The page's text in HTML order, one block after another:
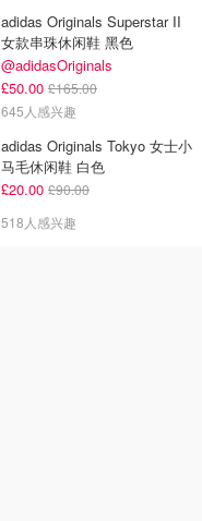
adidas Originals Superstar II
女款串珠休闲鞋 黑色
@adidasOriginals
£50.00 £165.00
645人感兴趣
adidas Originals Tokyo 女士小
马毛休闲鞋 白色
£20.00 £90.00
518人感兴趣